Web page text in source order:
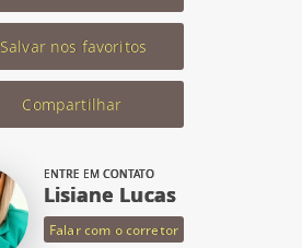
Salvar nos favoritos
Compartilhar
ENTRE EM CONTATO
Lisiane Lucas
Falar com o corretor